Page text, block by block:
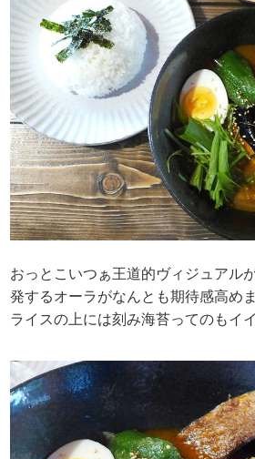
おっとこいつぁ王道的ヴィジュアル
発するオーラがなんとも期待感高めま
ライスの上には刻み海苔ってのもイ